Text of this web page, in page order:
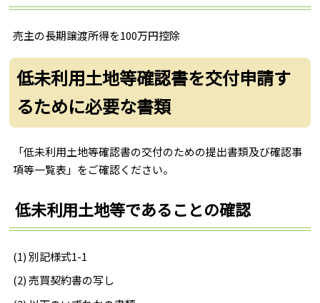
売主の長期譲渡所得を100万円控除
低未利用土地等確認書を交付申請す
るために必要な書類
「低未利用土地等確認書の交付のための提出書類及び確認事
項等一覧表」をご確認ください。
低未利用土地等であることの確認
(1) 別記様式1-1
(2) 売買契約書の写し